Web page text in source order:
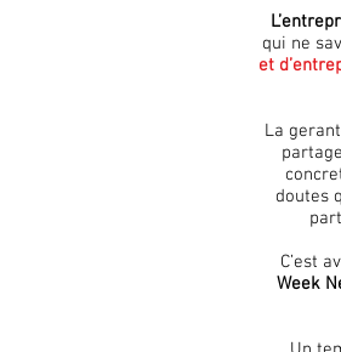
qui ne
et
La
doutes
C’est
Week